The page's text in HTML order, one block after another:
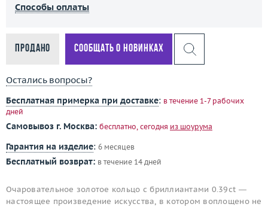
Способы оплаты
Продано Сообщать о новинках
Остались вопросы?
Бесплатная примерка при доставке: в течение 1-7 рабочих
дней
Самовывоз г. Москва: бесплатно, сегодня из шоурума
Гарантия на изделие: 6 месяцев
Бесплатный возврат: в течение 14 дней
Очаровательное золотое кольцо с бриллиантами 0.39ct —
настоящее произведение искусства, в котором воплощено не